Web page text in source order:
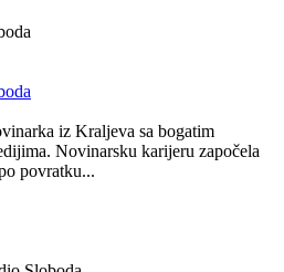
iz Kraljeva sa bogatim
Novinarsku karijeru započela
povratku...